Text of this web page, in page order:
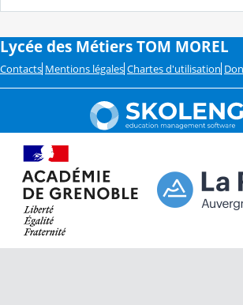
Lycée des Métiers TOM MOREL
Contacts Mentions légales Chartes d'utilisation